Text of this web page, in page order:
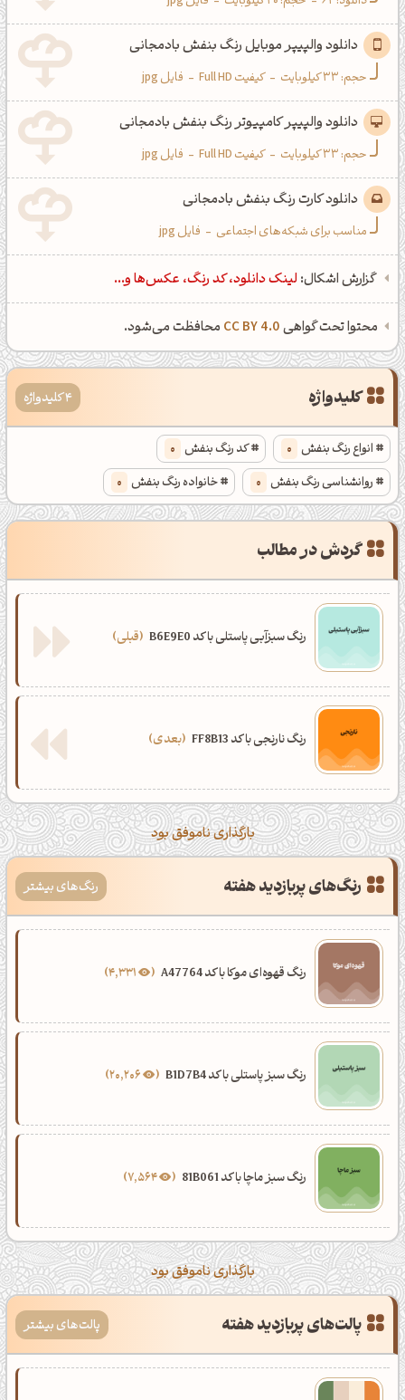
دانلود والپیپر موبایل رنگ بنفش بادمجانی
حجم: 33 کیلوبایت - کیفیت Full HD - فایل jpg
دانلود والپیپر کامپیوتر رنگ بنفش بادمجانی
حجم: 33 کیلوبایت - کیفیت Full HD - فایل jpg
دانلود کارت رنگ بنفش بادمجانی
مناسب برای شبکه‌های اجتماعی - فایل jpg
گزارش اشکال: لینک دانلود، کد رنگ، عکس‌ها و...
محتوا تحت گواهیCC BY 4.0 محافظت می‌شود.
کلیدواژه 4 کلیدواژه
انواع رنگ بنفش 0 کد رنگ بنفش 0
روانشناسی رنگ بنفش 0 خانواده رنگ بنفش 0
گردش در مطالب
رنگ سبزآبی پاستلی با کد B6E9E0 قبلی
رنگ نارنجی با کد FF8B13 بعدی
بارگذاری ناموفق بود
رنگ‌های پربازدید هفته رنگ‌های بیشتر
رنگ قهوه‌ای موکا با کد A47764
رنگ سبز پاستلی با کد B1D7B4
رنگ سبز ماچا با کد 81B061 7,564
بارگذاری ناموفق بود
پالت‌های پربازدید هفته پالت‌های بیشتر